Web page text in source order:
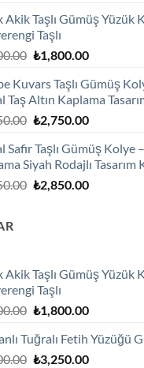
₺2,100.00.fiyat:
Akik Taşlı Gümüş Yüzük
Taşlı
Orijinal
₺2,100.00.
₺1,800.00Şu
fiyat:
₺1,800.00.
Kuvars Taşlı Gümüş
Taş Altın Kaplama
Orijinal
₺3,250.00.
₺2,750.00Şu
fiyat:
₺2,750.00.
Safir Taşlı Gümüş Kolye
Siyah Rodajlı Tasarım
Orijinal
₺2,850.00Şu
Akik Taşlı Gümüş Yüzük
Taşlı
Orijinal
₺2,100.00.
₺1,800.00Şu
fiyat:
₺1,800.00.
Tuğralı Fetih Yüzüğü
Orijinal
₺3,250.00Şu